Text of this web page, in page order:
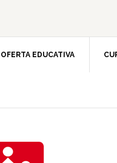
OFERTA EDUCATIVA